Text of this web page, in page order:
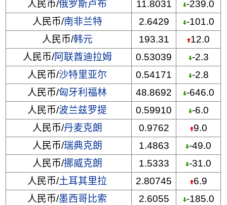
人民币/俄罗斯卢布 11.8031
-239.0
人民币/南非兰特 2.6429
-101.0
人民币/韩元 193.31
12.0
人民币/阿联酋迪拉姆 0.53039
-2.3
人民币/沙特里亚尔 0.54171
-2.8
人民币/匈牙利福林 48.8692
-646.0
人民币/波兰兹罗提 0.59910
-6.0
人民币/丹麦克朗 0.9762
9.0
人民币/瑞典克朗 1.4863
-49.0
人民币/挪威克朗 1.5333
-31.0
人民币/土耳其里拉 2.80745
6.9
人民币/墨西哥比索 2.6055
-185.0